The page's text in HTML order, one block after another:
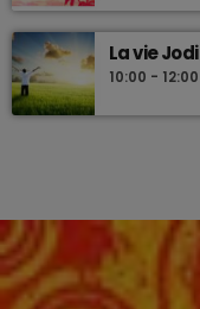
La vie Jodi
10:00 - 12:00